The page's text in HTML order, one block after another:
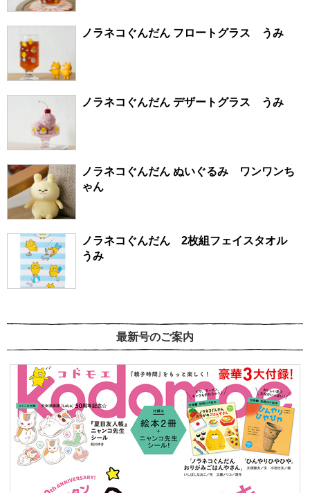
ノラネコぐんだん フロートグラス うみ
ノラネコぐんだん デザートグラス うみ
ノラネコぐんだん ぬいぐるみ ワンワンち
ゃん
ノラネコぐんだん 2枚組フェイスタオル
うみ
最新号のご案内